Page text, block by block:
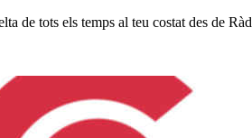
de tots els temps al teu costat des de